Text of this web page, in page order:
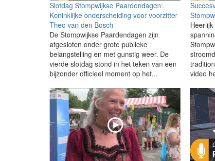
Slotdag Stompwijkse Paardendagen:
Koninklijke onderscheiding voor voorzitter
Theo van den Bosch
De Stompwijkse Paardendagen zijn
afgesloten onder grote publieke
belangstelling en met gunstig weer. De
vierde slotdag stond in het teken van een
bijzonder officieel moment op het...
video